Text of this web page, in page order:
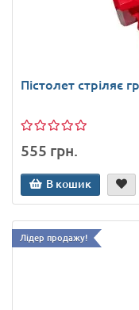
Пістолет стріляє
555 грн.
В кошик
Лідер продажу!